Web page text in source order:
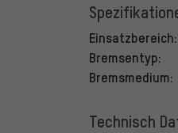
Einsatzbereich:
Bremsentyp:
Bremsmedium:
Technisch